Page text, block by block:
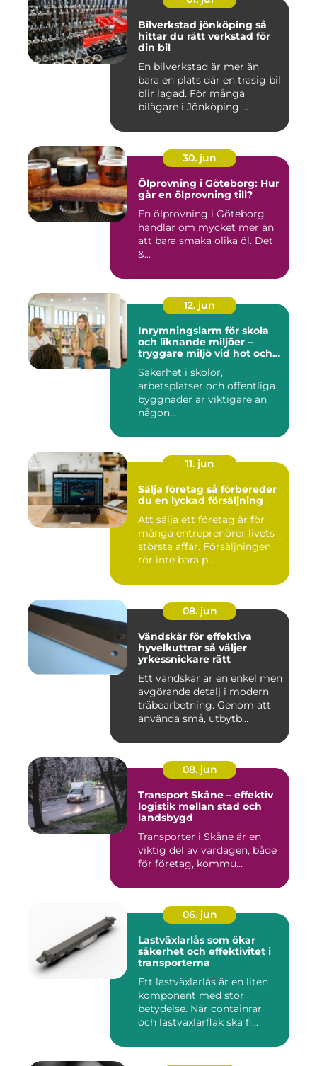
Bilverkstad jönköping så
hittar du rätt verkstad för
din bil
En bilverkstad är mer än
bara en plats där en trasig bil
blir lagad. För många
bilägare i Jönköping ...
30. jun
Ölprovning i Göteborg: Hur
går en ölprovning till?
En ölprovning i Göteborg
handlar om mycket mer än
att bara smaka olika öl. Det
&...
12. jun
Inrymningslarm för skola
och liknande miljöer –
tryggare miljö vid hot och
Säkerhet i skolor,
arbetsplatser och offentliga
byggnader är viktigare än
någon...
11. jun
Sälja företag så förbereder
du en lyckad försäljning
Att sälja ett företag är för
många entreprenörer livets
största affär. Försäljningen
rör inte bara p...
08. jun
Vändskär för effektiva
hyvelkuttrar så väljer
yrkessnickare rätt
Ett vändskär är en enkel men
avgörande detalj i modern
träbearbetning. Genom att
använda små, utbytb...
08. jun
Transport Skåne – effektiv
logistik mellan stad och
landsbygd
Transporter i Skåne är en
viktig del av vardagen, både
för företag, kommu...
06. jun
Lastväxlarlås som ökar
säkerhet och effektivitet i
transporterna
Ett lastväxlarlås är en liten
komponent med stor
betydelse. När containrar
och lastväxlarflak ska fl...